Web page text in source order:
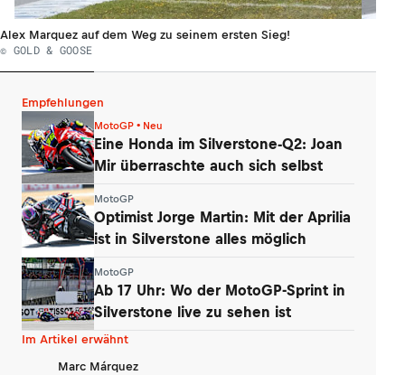
Alex Marquez auf dem Weg zu seinem ersten Sieg!
© GOLD & GOOSE
Empfehlungen
MotoGP • Neu
Eine Honda im Silverstone-Q2: Joan
Mir überraschte auch sich selbst
MotoGP
Optimist Jorge Martin: Mit der Aprilia
ist in Silverstone alles möglich
MotoGP
Ab 17 Uhr: Wo der MotoGP-Sprint in
Silverstone live zu sehen ist
Im Artikel erwähnt
Marc Márquez